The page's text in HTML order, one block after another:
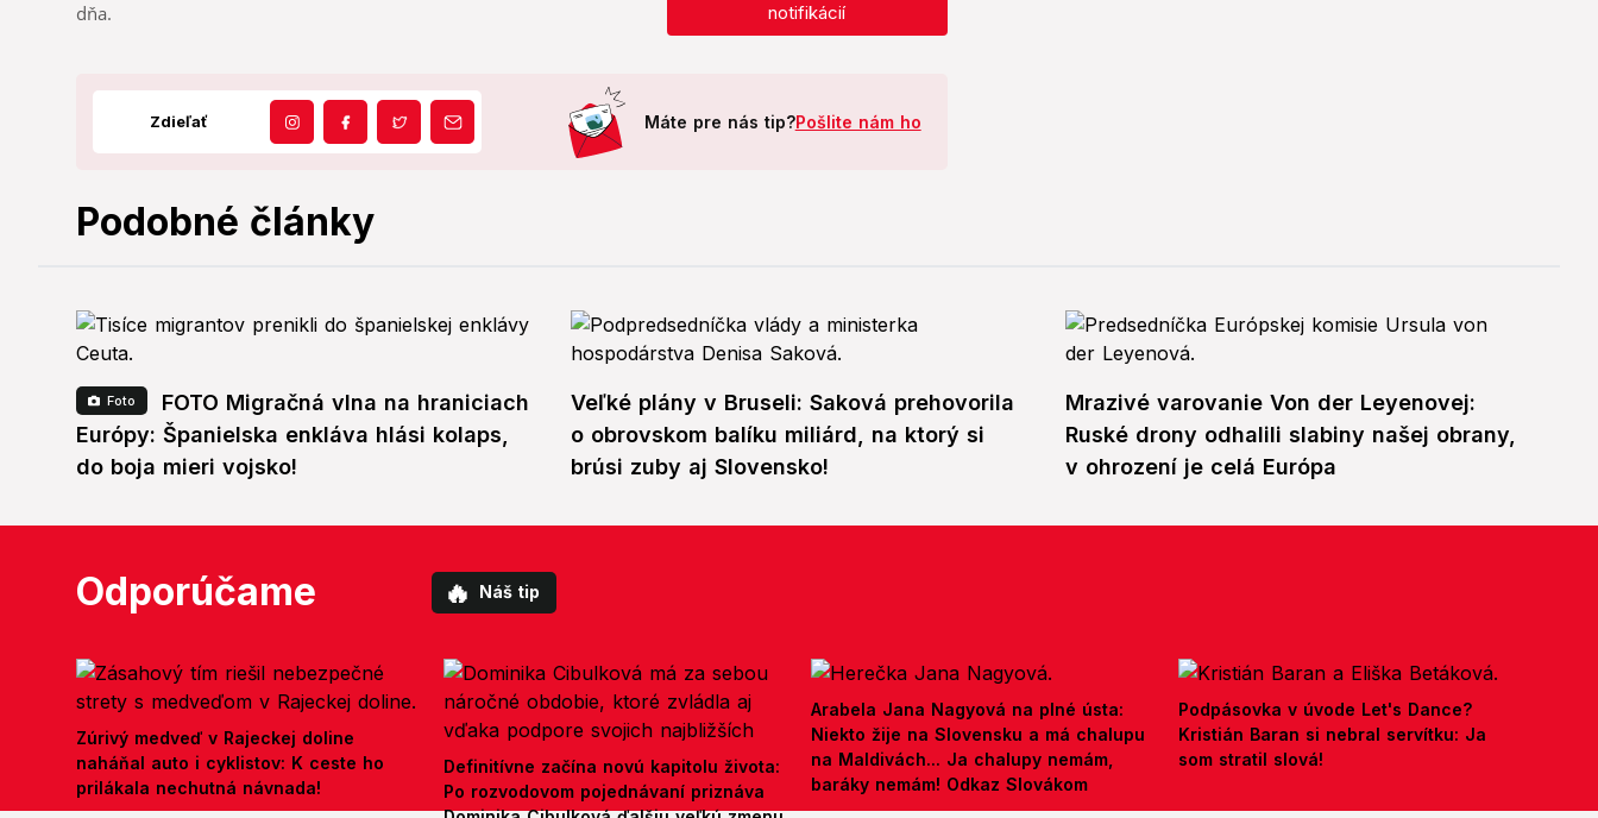
dňa.
notifikácií
Zdieľať Máte pre nás tip?Pošlite nám ho
Podobné články
Foto
FOTO Migračná vlna na hraniciach
Európy: Španielska enkláva hlási kolaps,
do boja mieri vojsko!
Veľké plány v Bruseli: Saková prehovorila
o obrovskom balíku miliárd, na ktorý si
brúsi zuby aj Slovensko!
Mrazivé varovanie Von der Leyenovej:
Ruské drony odhalili slabiny našej obrany,
v ohrození je celá Európa
Odporúčame 🔥 Náš tip
Zúrivý medveď v Rajeckej doline
naháňal auto i cyklistov: K ceste ho
prilákala nechutná návnada!
Definitívne začína novú kapitolu života:
Po rozvodovom pojednávaní priznáva
Arabela Jana Nagyová na plné ústa:
Niekto žije na Slovensku a má chalupu
na Maldivách... Ja chalupy nemám,
baráky nemám! Odkaz Slovákom
Podpásovka v úvode Let's Dance?
Kristián Baran si nebral servítku: Ja
som stratil slová!